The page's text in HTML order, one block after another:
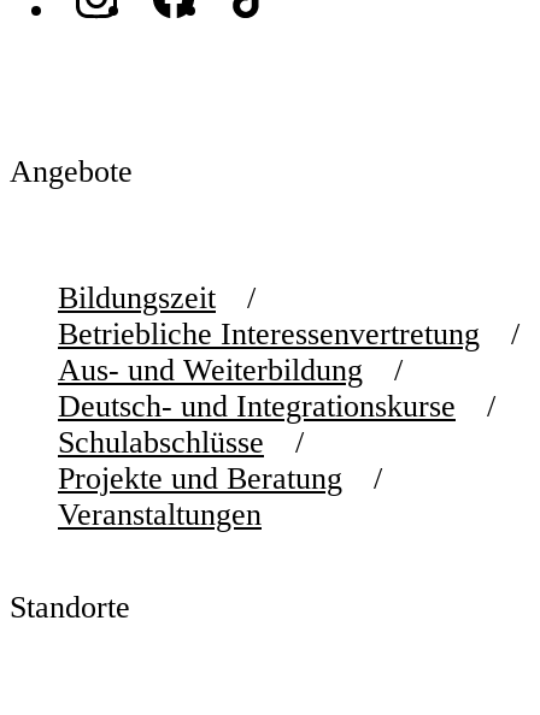
Angebote
Bildungszeit
Betriebliche Interessenvertretung
Aus- und Weiterbildung
Deutsch- und Integrationskurse
Schulabschlüsse
Projekte und Beratung
Veranstaltungen
Standorte